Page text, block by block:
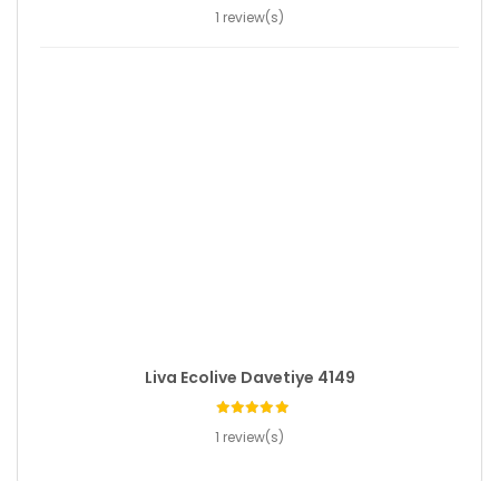
1 review(s)
Liva Ecolive Davetiye 4149
1 review(s)